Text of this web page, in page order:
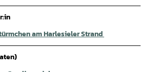
am Harlesieler Strand